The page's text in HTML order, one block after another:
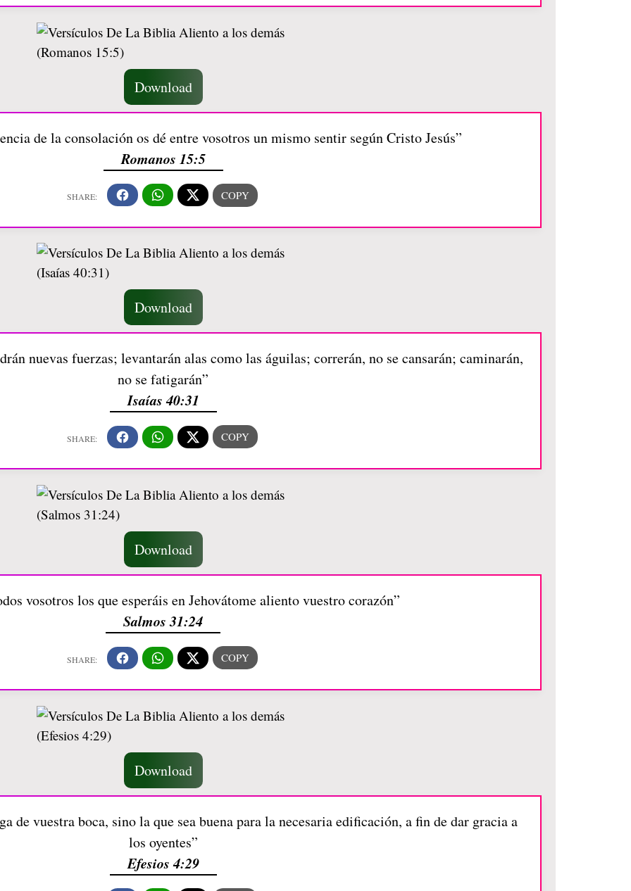
Download
de la consolación os dé entre vosotros un mismo sentir según Cristo Jesús”
Romanos 15:5
Download
nuevas fuerzas; levantarán alas como las águilas; correrán, no se cansarán; caminarán,
no se fatigarán”
Isaías 40:31
Download
vosotros los que esperáis en Jehovátome aliento vuestro corazón”
Salmos 31:24
Download
de vuestra boca, sino la que sea buena para la necesaria edificación, a fin de dar gracia a
los oyentes”
Efesios 4:29